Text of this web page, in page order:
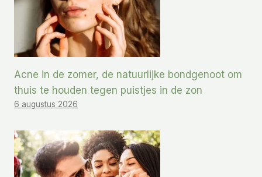
Acne in de zomer, de natuurlijke bondgenoot om
thuis te houden tegen puistjes in de zon
6 augustus 2026